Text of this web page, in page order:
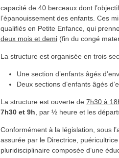
capacité de 40 berceaux dont
l’épanouissement des enfants. Ces
qualifiés en Petite Enfance, qui
deux mois et demi (fin du congé
La structure est organisée en trois
Une section d’enfants âgés
Deux sections d’enfants âgés
La structure est ouverte de 7h30 à
7h30 et 9h , par ½ heure et les
Conformément à la législation, sous
assurée par le Directrice,
pluridisciplinaire composée d’une